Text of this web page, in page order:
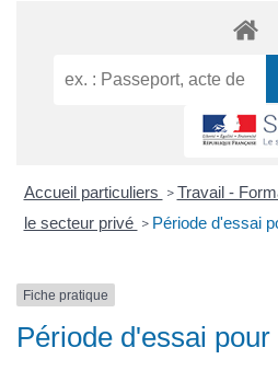
Accueil particuliers > Travail -
le secteur privé > Période d'essai
Fiche pratique
Période d'essai